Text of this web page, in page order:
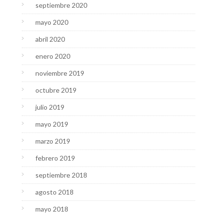
septiembre 2020
mayo 2020
abril 2020
enero 2020
noviembre 2019
octubre 2019
julio 2019
mayo 2019
marzo 2019
febrero 2019
septiembre 2018
agosto 2018
mayo 2018